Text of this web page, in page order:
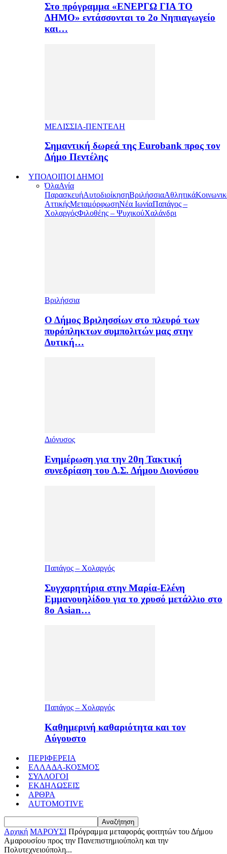
Στο πρόγραμμα «ΕΝΕΡΓΩ ΓΙΑ ΤΟ
ΔΗΜΟ» εντάσσονται το 2ο Νηπιαγωγείο
και…
ΜΕΛΙΣΣΙΑ-ΠΕΝΤΕΛΗ
Σημαντική δωρεά της Eurobank προς τον
Δήμο Πεντέλης
ΥΠΟΛΟΙΠΟΙ ΔΗΜΟΙ
ΌλαΑγία
ΠαρασκευήΑυτοδιοίκησηΒριλήσσιαΑθλητικά
ΑττικήςΜεταμόρφωσηΝέα ΙωνίαΠαπάγος –
ΧολαργόςΦιλοθέης – ΨυχικούΧαλάνδρι
Βριλήσσια
Ο Δήμος Βριλησσίων στο πλευρό των
πυρόπληκτων συμπολιτών μας στην
Δυτική…
Διόνυσος
Ενημέρωση για την 20η Τακτική
συνεδρίαση του Δ.Σ. Δήμου Διονύσου
Παπάγος – Χολαργός
Συγχαρητήρια στην Μαρία-Ελένη
Εμμανουηλίδου για το χρυσό μετάλλιο στο
8ο Asian…
Παπάγος – Χολαργός
Καθημερινή καθαριότητα και τον
Αύγουστο
ΠΕΡΙΦΕΡΕΙΑ
ΕΛΛΑΔΑ-ΚΟΣΜΟΣ
ΣΥΛΛΟΓΟΙ
ΕΚΔΗΛΩΣΕΙΣ
ΑΡΘΡΑ
AUTOMOTIVE
Αρχική ΜΑΡΟΥΣΙ Πρόγραμμα μεταφοράς φοιτητών του Δήμου
Αμαρουσίου προς την Πανεπιστημιούπολη και την
Πολυτεχνειούπολη...